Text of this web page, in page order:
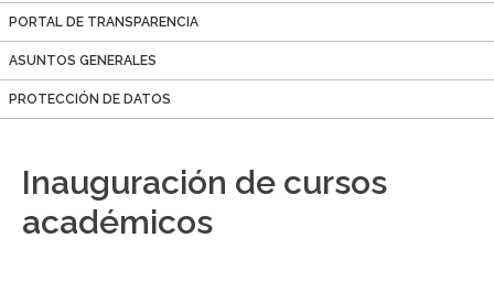
PORTAL DE TRANSPARENCIA
ASUNTOS GENERALES
PROTECCIÓN DE DATOS
Inauguración de cursos
académicos